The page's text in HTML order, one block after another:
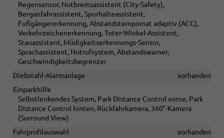
Regensensor, Notbremsassistent (City-Safety),
Berganfahrassistent, Spurhalteassistent,
Fußgängererkennung, Abstandstempomat adaptiv (ACC),
Verkehrzeichenerkennung, Toter-Winkel-Assistent,
Stauassistent, Müdigkeitserkennungs-Sensor,
Sprachassistent, Notrufsystem, Abstandswarner,
Geschwindigkeitsbegrenzer
Diebstahl-Alarmanlage
vorhanden
Einparkhilfe
Selbstlenkendes System, Park Distance Control vorne, Park
Distance Control hinten, Rückfahrkamera, 360°-Kamera
(Surround View)
Fahrprofilauswahl
vorhanden